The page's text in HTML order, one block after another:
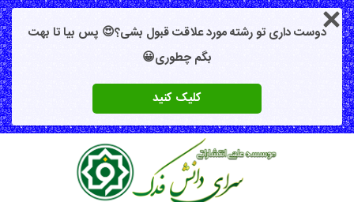
دوست داری تو رشته مورد علاقت قبول بشی؟😍 پس بیا تا بهت
بگم چطوری😀
کلیک کنید